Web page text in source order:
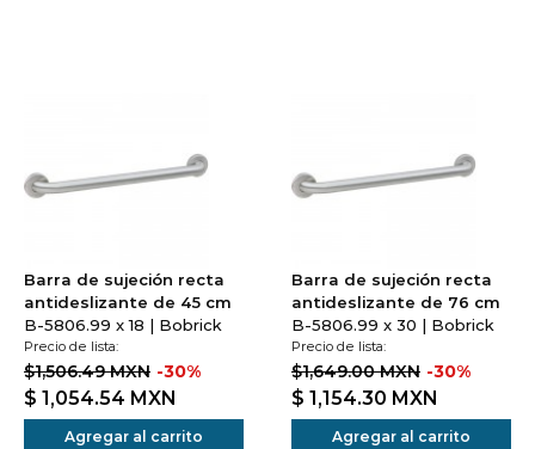
Barra de sujeción recta
antideslizante de 45 cm
B-5806.99 x 18 | Bobrick
Precio de lista:
$1,506.49 MXN -30%
$ 1,054.54 MXN
Agregar al carrito
Barra de sujeción recta
antideslizante de 76 cm
B-5806.99 x 30 | Bobrick
Precio de lista:
$1,649.00 MXN -30%
$ 1,154.30 MXN
Agregar al carrito